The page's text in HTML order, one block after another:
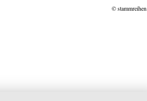
©